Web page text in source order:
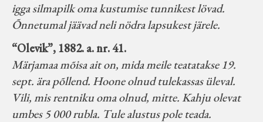
igga silmapilk oma kustumise tunnikest lövad.
Õnnetumal jäävad neli nödra lapsukest järele.
“Olevik”, 1882. a. nr. 41.
Märjamaa mõisa ait on, mida meile teatatakse 19.
sept. ära põllend. Hoone olnud tulekassas üleval.
Vili, mis rentniku oma olnud, mitte. Kahju olevat
umbes 5 000 rubla. Tule alustus pole teada.